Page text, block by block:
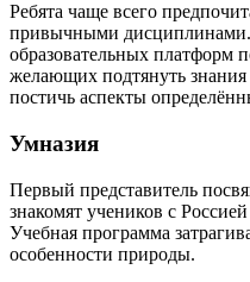
Ребята чаще всего
привычными
образовательных платформ
желающих подтянуть
постичь аспекты
Умназия
Первый представитель
знакомят учеников с
Учебная программа
особенности природы.